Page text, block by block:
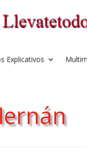
Explicativos